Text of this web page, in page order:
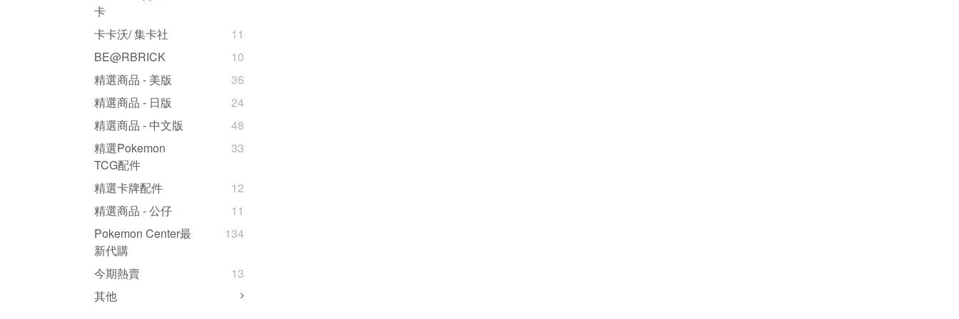
卡
卡卡沃/ 集卡社
11
BE@RBRICK
10
精選商品 - 美版
36
精選商品 - 日版
24
精選商品 - 中文版
48
精選Pokemon
TCG配件
33
精選卡牌配件
12
精選商品 - 公仔
11
Pokemon Center最
新代購
134
今期熱賣
13
其他